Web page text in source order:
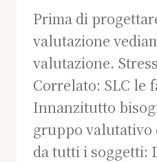
Prima di
valutazione
valutazione.
Correlato: SLC le
Innanzitutto
gruppo valutativo
da tutti i soggetti: